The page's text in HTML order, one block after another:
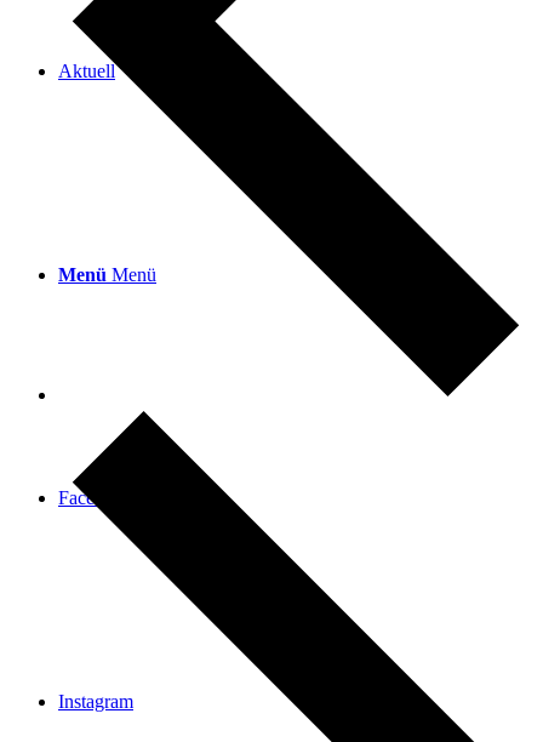
Aktuell
Menü Menü
Facebook
Instagram